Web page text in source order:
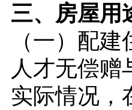
三、房屋用
（一）配
人才无偿
实际情况，